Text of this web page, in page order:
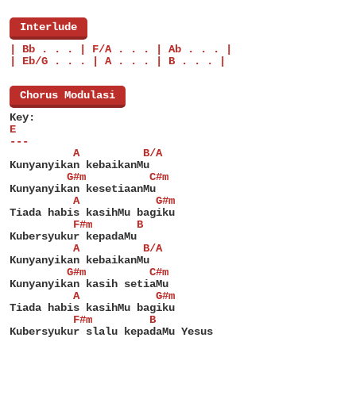
Interlude
| Bb . . . | F/A . . . | Ab . . . |
| Eb/G . . . | A . . . | B . . . |
Chorus Modulasi
Key:
E
---
          A          B/A
Kunyanyikan kebaikanMu
         G#m          C#m
Kunyanyikan kesetiaanMu
          A            G#m
Tiada habis kasihMu bagiku
          F#m       B
Kubersyukur kepadaMu
          A          B/A
Kunyanyikan kebaikanMu
         G#m          C#m
Kunyanyikan kasih setiaMu
          A            G#m
Tiada habis kasihMu bagiku
          F#m         B
Kubersyukur slalu kepadaMu Yesus